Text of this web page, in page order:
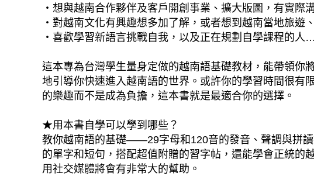
‧想與越南合作夥伴及客戶開創事業、擴大版圖，有實際
‧對越南文化有興趣想多加了解，或者想到越南當地旅遊
‧喜歡學習新語言挑戰自我，以及正在規劃自學課程的
這本專為台灣學生量身定做的越南語基礎教材，能帶領你
地引導你快速進入越南語的世界。或許你的學習時間很有
的樂趣而不是成為負擔，這本書就是最適合你的選擇。
★用本書自學可以學到哪些？
教你越南語的基礎——29字母和120音的發音、聲調與拼
的單字和短句，搭配超值附贈的習字帖，還能學會正統
用社交媒體將會有非常大的幫助。